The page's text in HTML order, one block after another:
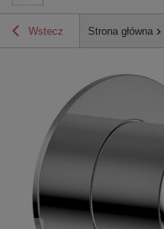
Wstecz Strona główna